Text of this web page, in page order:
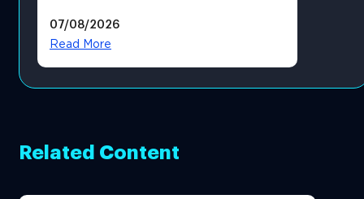
โดยตรง
07/08/2026
Read More
Related Content